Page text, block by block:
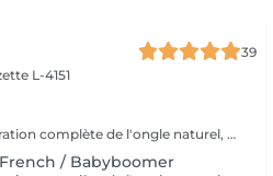
39
L-4151
Ce service comprend la préparation complète de l'ongle naturel, suivie de l'application du vernis semi-permanent de la couleur de votre choix. Le soin inclut également: - Travail des cuticules pour une finition soignée, - Hydratation et légère exfoliation des mains pour un toucher doux et agréable. Idéal pour des ongles impeccables et brillants pendant 2 à 3 semaines, sans écailles ni retouche.
/ Babyboomer